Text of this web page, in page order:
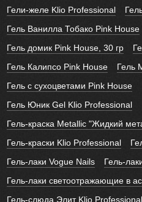
Гели-желе Klio Professional
Гель Ванилла Тобако Pink House
Гель домик Pink House, 30 гр
Гель Калипсо Pink House
Гель
Гель с сухоцветами Pink House
Гель Юник Gel Klio Professional
Гель-краска Metallic "Жидкий
Гель-краски Klio Professional
Гель-лаки Vogue Nails
Гель-
Гель-лаки светоотражающие в
Гель-слюда Элит Klio Professional